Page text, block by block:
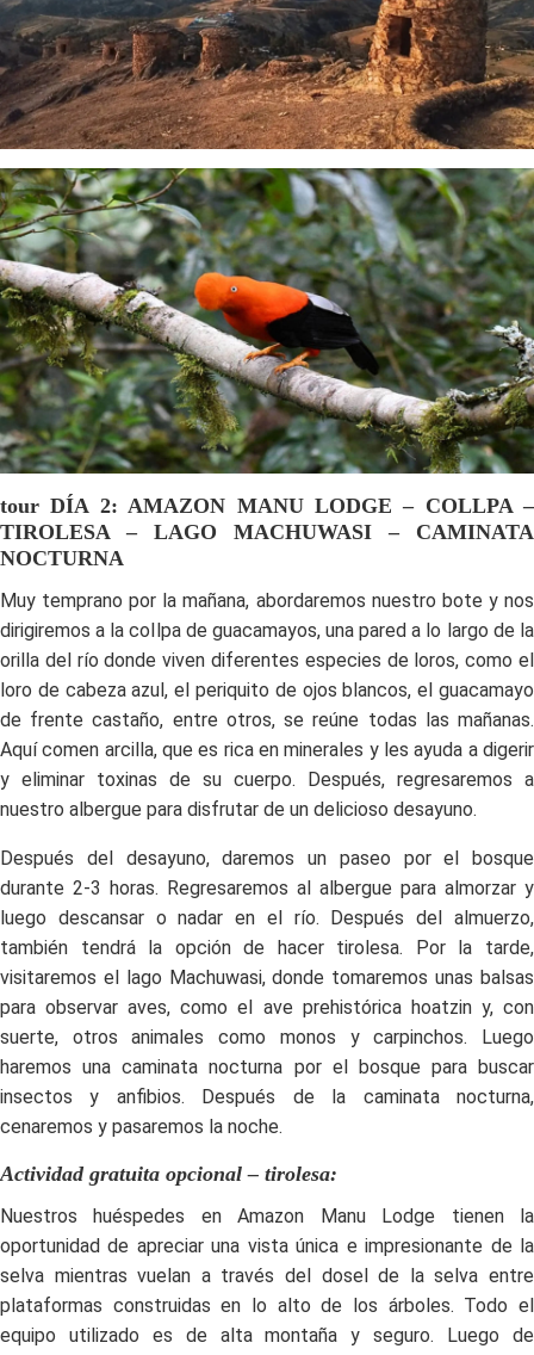
tour DÍA 2: AMAZON MANU LODGE – COLLPA –
TIROLESA – LAGO MACHUWASI – CAMINATA
NOCTURNA
Muy temprano por la mañana, abordaremos nuestro bote y nos
dirigiremos a la collpa de guacamayos, una pared a lo largo de la
orilla del río donde viven diferentes especies de loros, como el
loro de cabeza azul, el periquito de ojos blancos, el guacamayo
de frente castaño, entre otros, se reúne todas las mañanas.
Aquí comen arcilla, que es rica en minerales y les ayuda a digerir
y eliminar toxinas de su cuerpo. Después, regresaremos a
nuestro albergue para disfrutar de un delicioso desayuno.
Después del desayuno, daremos un paseo por el bosque
durante 2-3 horas. Regresaremos al albergue para almorzar y
luego descansar o nadar en el río. Después del almuerzo,
también tendrá la opción de hacer tirolesa. Por la tarde,
visitaremos el lago Machuwasi, donde tomaremos unas balsas
para observar aves, como el ave prehistórica hoatzin y, con
suerte, otros animales como monos y carpinchos. Luego
haremos una caminata nocturna por el bosque para buscar
insectos y anfibios. Después de la caminata nocturna,
cenaremos y pasaremos la noche.
Actividad gratuita opcional – tirolesa:
Nuestros huéspedes en Amazon Manu Lodge tienen la
oportunidad de apreciar una vista única e impresionante de la
selva mientras vuelan a través del dosel de la selva entre
plataformas construidas en lo alto de los árboles. Todo el
equipo utilizado es de alta montaña y seguro. Luego de